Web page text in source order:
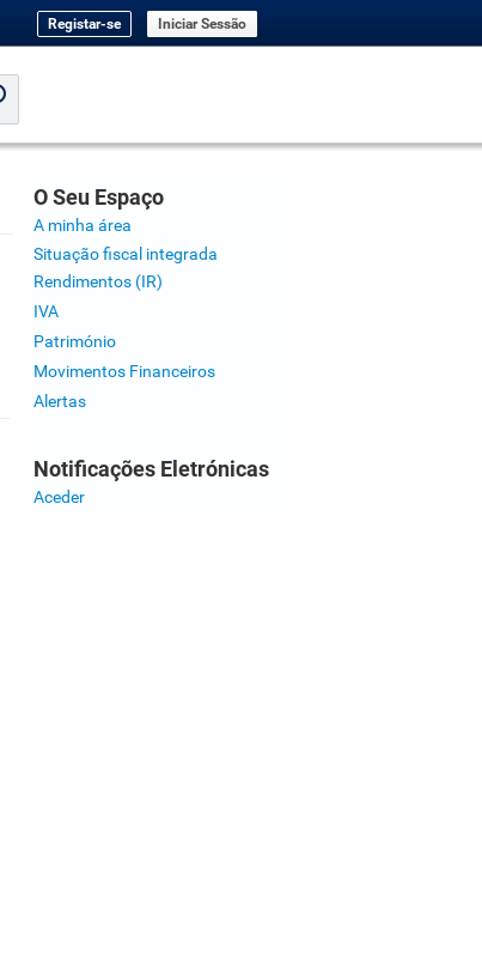
Registar-se Iniciar Sessão
O Seu Espaço
A minha área
Situação fiscal integrada
Rendimentos (IR)
IVA
Património
Movimentos Financeiros
Alertas
Notificações Eletrónicas
Aceder